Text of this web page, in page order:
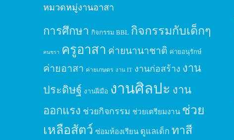
หมวดหมู่งานอาสา
การศึกษา กิจกรรม BBL กิจกรรมกับเด็กๆ
คนชรา ครูอาสา ค่ายนานาชาติ ค่ายอนุรักษ์
ค่ายอาสา ค่ายเกษตร งาน IT งานก่อสร้าง งาน
ประดิษฐ์ งานฝีมือ งานศิลปะ งาน
ออกแรง ช่วยกิจกรรม ช่วยเตรียมงาน ช่วย
เหลือสัตว์ ซ่อมห้องเรียน ดูแลเด็ก ทาสี